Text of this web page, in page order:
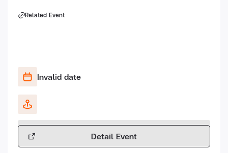
Related Event
Invalid date
Detail Event